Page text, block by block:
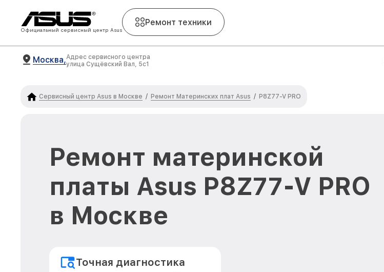
Официальный сервисный центр Asus
Ремонт техники
Москва,Адрес сервисного центра
улица Сущёвский Вал, 5с1
Сервисный центр Asus в Москве / Ремонт Материнских плат Asus / P8Z77-V PRO
Ремонт материнской
платы Asus P8Z77-V PRO
в Москве
Точная диагностика